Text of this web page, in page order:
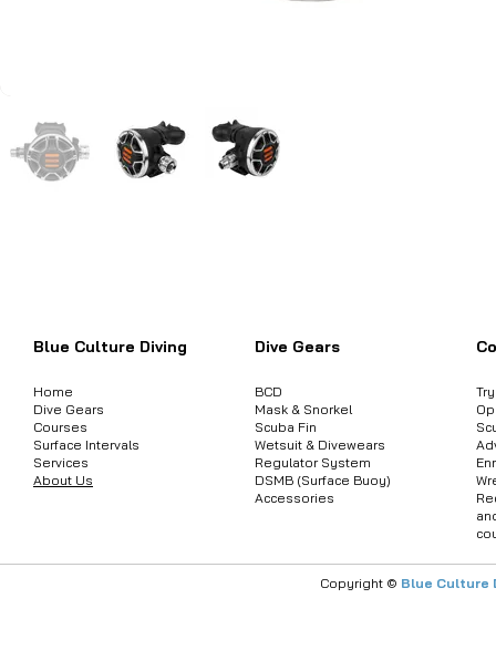
Blue Culture Diving
Home
Dive Gears
Courses
Surface Intervals
Services
About Us
Dive Gears
BCD
Mask & Snorkel
Scuba Fin
Wetsuit & Divewears
Regulator System
DSMB (Surface Buoy)
Accessories
Copyright © Blue Culture